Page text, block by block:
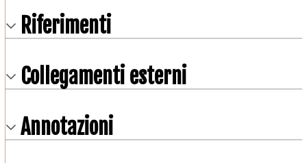
Riferimenti
Collegamenti esterni
Annotazioni